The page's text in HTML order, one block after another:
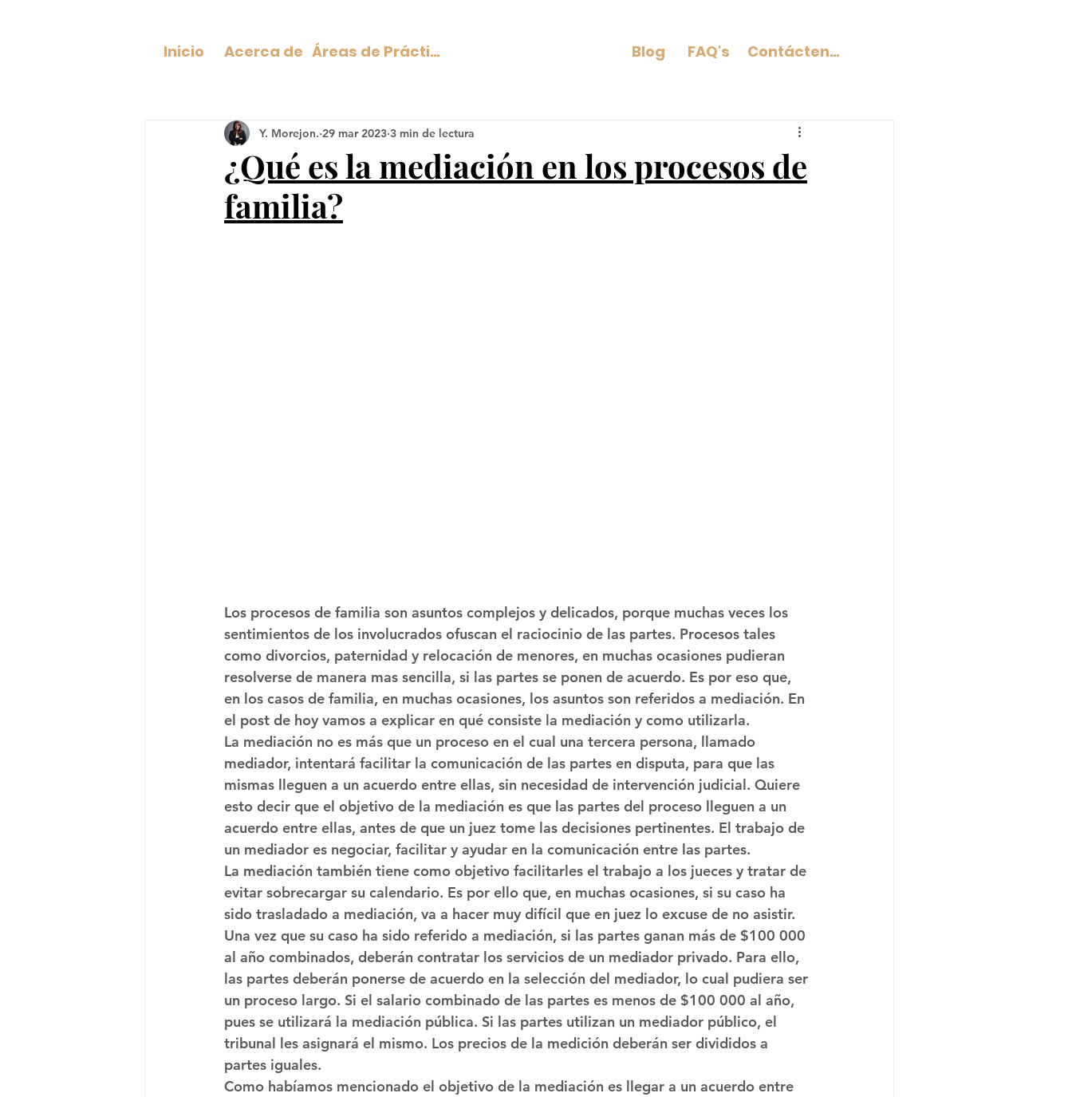
Inicio Acerca de Áreas de Práctica Blog FAQ's Contáctenos
¿Qué es la mediación en los procesos de
familia?
Y. Morejon. 29 mar 2023 3 min de lectura
Los procesos de familia son asuntos complejos y delicados, porque muchas veces los
sentimientos de los involucrados ofuscan el raciocinio de las partes. Procesos tales
como divorcios, paternidad y relocación de menores, en muchas ocasiones pudieran
resolverse de manera mas sencilla, si las partes se ponen de acuerdo. Es por eso que,
en los casos de familia, en muchas ocasiones, los asuntos son referidos a mediación. En
el post de hoy vamos a explicar en qué consiste la mediación y como utilizarla.
La mediación no es más que un proceso en el cual una tercera persona, llamado
mediador, intentará facilitar la comunicación de las partes en disputa, para que las
mismas lleguen a un acuerdo entre ellas, sin necesidad de intervención judicial. Quiere
esto decir que el objetivo de la mediación es que las partes del proceso lleguen a un
acuerdo entre ellas, antes de que un juez tome las decisiones pertinentes. El trabajo de
un mediador es negociar, facilitar y ayudar en la comunicación entre las partes.
La mediación también tiene como objetivo facilitarles el trabajo a los jueces y tratar de
evitar sobrecargar su calendario. Es por ello que, en muchas ocasiones, si su caso ha
sido trasladado a mediación, va a hacer muy difícil que en juez lo excuse de no asistir.
Una vez que su caso ha sido referido a mediación, si las partes ganan más de $100 000
al año combinados, deberán contratar los servicios de un mediador privado. Para ello,
las partes deberán ponerse de acuerdo en la selección del mediador, lo cual pudiera ser
un proceso largo. Si el salario combinado de las partes es menos de $100 000 al año,
pues se utilizará la mediación pública. Si las partes utilizan un mediador público, el
tribunal les asignará el mismo. Los precios de la medición deberán ser divididos a
partes iguales.
Como habíamos mencionado el objetivo de la mediación es llegar a un acuerdo entre